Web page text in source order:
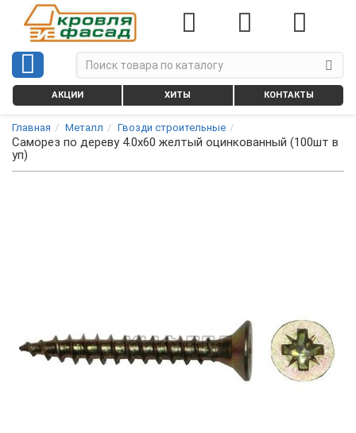
АКЦИИ ХИТЫ КОНТАКТЫ
Главная Металл Гвозди строительные
Саморез по дереву 4.0х60 желтый оцинкованный (100шт в
уп)